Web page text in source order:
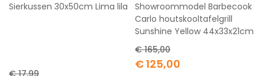
Sierkussen 30x50cm Lima lila
Showroommodel Barbecook
Carlo houtskooltafelgrill
Sunshine Yellow 44x33x21cm
Special
Price
€ 125,00
€ 165,00